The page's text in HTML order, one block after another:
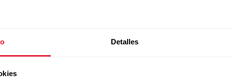
Detalles
acerca del cambio en tu dirección de correo anterior